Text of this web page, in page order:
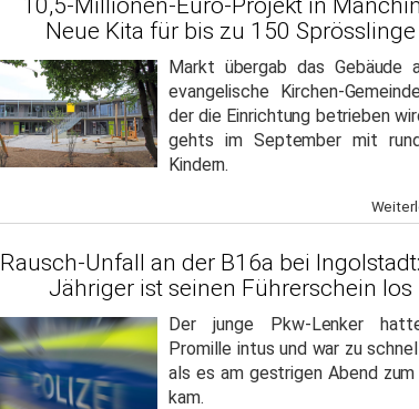
10,5-Millionen-Euro-Projekt in
Neue Kita für bis zu 150 Sprösslinge
Markt übergab das Gebäude
evangelische Kirchen-
der die Einrichtung betrieben
gehts im September mit
Kindern.
Rausch-Unfall an der B16a bei
Jähriger ist seinen Führerschein los
Der junge Pkw-Lenker
Promille intus und war zu
als es am gestrigen Abend zum
kam.